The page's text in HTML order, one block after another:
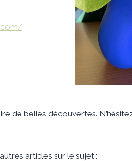
de belles découvertes.
articles sur le sujet :